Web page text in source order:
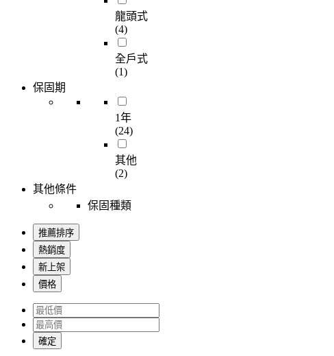
龍頭式
(4)
全戶式
(1)
保固期
1年
(24)
其他
(2)
其他條件
保固種類
推薦排序
熱銷度
新上架
價格
確定